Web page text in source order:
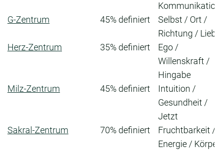
Kommunikation
G-Zentrum
45% definiert
Selbst / Ort /
Richtung / Liebe
Herz-Zentrum
35% definiert
Ego /
Willenskraft /
Hingabe
Milz-Zentrum
45% definiert
Intuition /
Gesundheit /
Jetzt
Sakral-Zentrum
70% definiert
Fruchtbarkeit /
Energie / Körper